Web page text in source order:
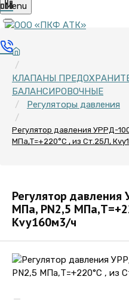
Menu
КЛАПАНЫ
БАЛАНСИРОВОЧНЫЕ
Регуляторы давления
Регулятор давления УРРД-
МПа,Т=+220°C , из Ст.25Л,
Регулятор
МПа, PN2,5
Кvy160м3/ч